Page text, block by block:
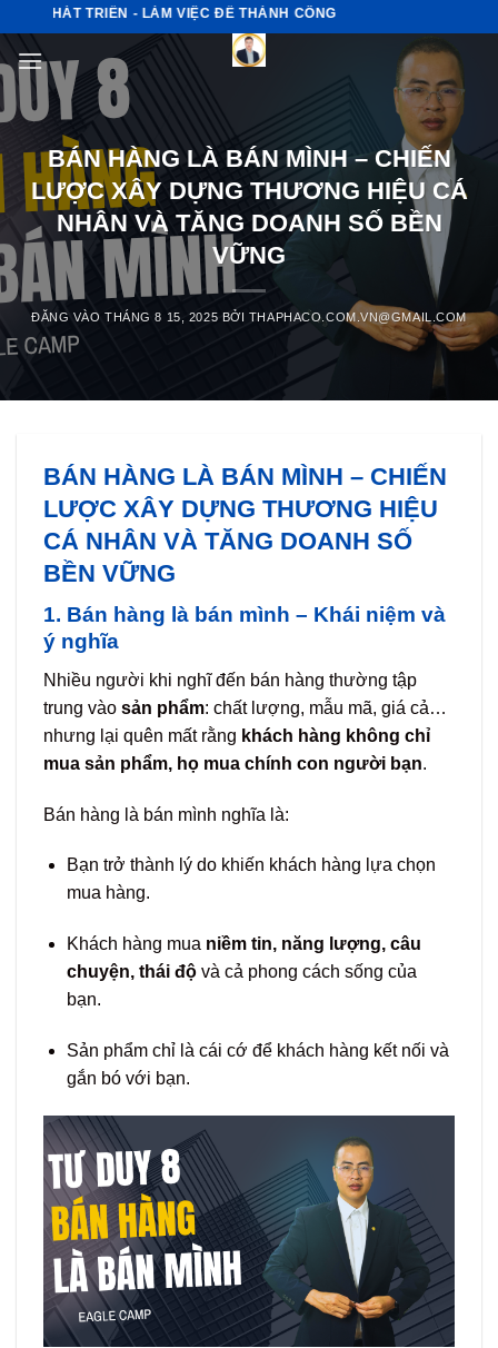
nội
dung
TRIỂN - LÀM VIỆC ĐỂ THÀNH CÔNG
BÁN HÀNG LÀ BÁN MÌNH – CHIẾN
LƯỢC XÂY DỰNG THƯƠNG HIỆU CÁ
NHÂN VÀ TĂNG DOANH SỐ BỀN
VỮNG
ĐĂNG VÀOTHÁNG 8 15, 2025 BỞI THAPHACO.COM.VN@GMAIL.COM
BÁN HÀNG LÀ BÁN MÌNH – CHIẾN
LƯỢC XÂY DỰNG THƯƠNG HIỆU
CÁ NHÂN VÀ TĂNG DOANH SỐ
BỀN VỮNG
1. Bán hàng là bán mình – Khái niệm và
ý nghĩa
Nhiều người khi nghĩ đến bán hàng thường tập
trung vào sản phẩm: chất lượng, mẫu mã, giá cả…
nhưng lại quên mất rằng khách hàng không chỉ
mua sản phẩm, họ mua chính con người bạn.
Bán hàng là bán mình nghĩa là:
Bạn trở thành lý do khiến khách hàng lựa chọn
mua hàng.
Khách hàng mua niềm tin, năng lượng, câu
chuyện, thái độvà cả phong cách sống của
bạn.
Sản phẩm chỉ là cái cớ để khách hàng kết nối và
gắn bó với bạn.